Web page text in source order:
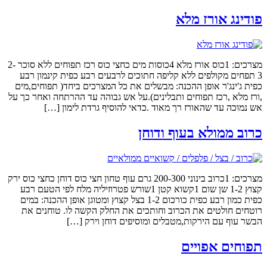
פודינג אורז מלא
מצרכים: 1כוס אורז מלא 4כוסות מים כחצי כוס רכז תפוחים ללא סוכר 2-
3 תפחים מקולפים ללא קליפה חתוכים לרבעים רבע כפית קינמון רבע
כפית ג'ינג'ר אופן ההכנה: מבשלים את כל המצרכים ביחד( תפוחים,מים
,ורז מלא ,רכז תפוחים ותבלינים).על אש גבוהה עד ההרתחה ואחר כך על
אש נמוכה עד שהאורז רך מאוד .כדאי להוסיף גרדת לימון […]
כרוב ממולא בעוף ודוחן
מצרכים: 1כרוב בינוני 200-300 גרם עוף טחון חצי כוס דוחן כחצי כוס ירק
קצוץ 1-2 שן שום 1קשוא קטן 1שורש פטרוזיליה מלח לפי הטעם רבע
כפית כמון רבע כפית כורכום 1-2 בצל קצוץ ומטוגן אופן ההכנה: במים
רוטחים חולטים את הכרוב וחותכים את החלק הקשה לו. טוחנים את
הבשר עוף עם הירקות,מטבלים ומוסיפים דוחן וירק […]
תפוחים אפויים